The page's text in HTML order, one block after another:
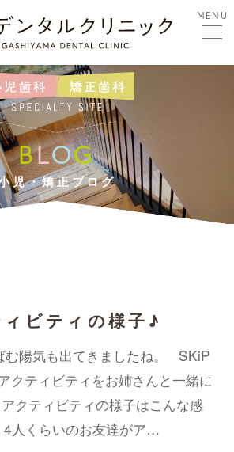
MENU
BLOG
児・矯正ブログ
ビティの様子♪
む陽気も出てきましたね。 SKiP
クティビティをお姉さんと一緒に
クティビティの様子はこんな感
人くらいのお友達がア…